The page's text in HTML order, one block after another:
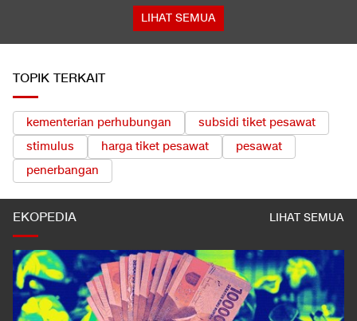
LIHAT SEMUA
TOPIK TERKAIT
kementerian perhubungan
subsidi tiket pesawat
stimulus
harga tiket pesawat
pesawat
penerbangan
EKOPEDIA LIHAT SEMUA